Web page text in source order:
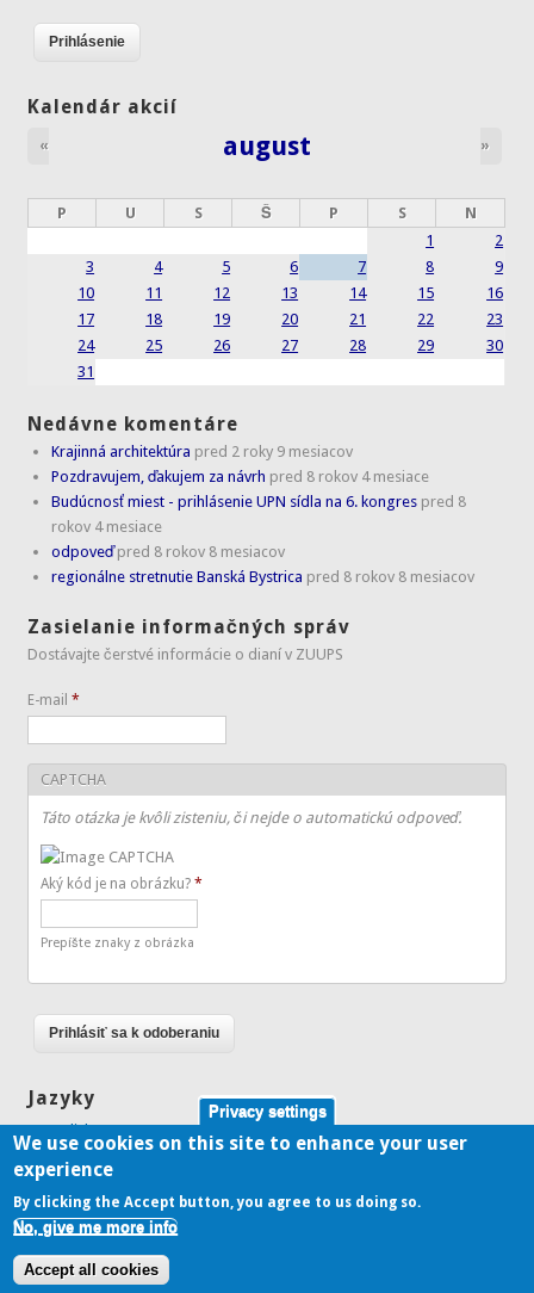
Kalendár akcií
august
« »
P U S Š P S
N
1
2
3
4 5 6 7 8
9
10
11 12 13 14 15
16
17
18 19 20 21 22
23
24
25 26 27 28 29
30
31
Nedávne komentáre
Krajinná architektúra pred 2 roky 9 mesiacov
Pozdravujem, ďakujem za návrh pred 8 rokov 4 mesiace
Budúcnosť miest - prihlásenie UPN sídla na 6. kongres pred 8
rokov 4 mesiace
odpoveď pred 8 rokov 8 mesiacov
regionálne stretnutie Banská Bystrica pred 8 rokov 8 mesiacov
Zasielanie informačných správ
Dostávajte čerstvé informácie o dianí v ZUUPS
E-mail*
CAPTCHA
Táto otázka je kvôli zisteniu, či nejde o automatickú odpoveď.
Aký kód je na obrázku?*
Prepíšte znaky z obrázka
Jazyky
English
Slovenčina
Copyright © 2026,
Theme Originally Created by
Privacy settings
We use cookies on this site to enhance your user
experience
By clicking the Accept button, you agree to us doing so.
No, give me more info
Accept all cookies